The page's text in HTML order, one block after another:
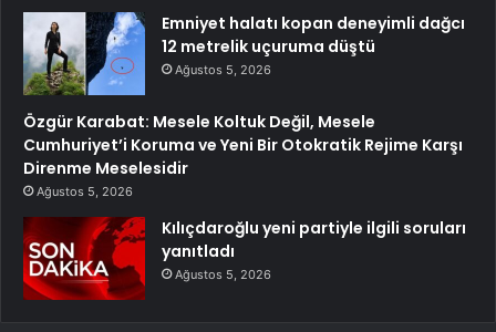
Emniyet halatı kopan deneyimli dağcı
12 metrelik uçuruma düştü
Ağustos 5, 2026
Özgür Karabat: Mesele Koltuk Değil, Mesele
Cumhuriyet’i Koruma ve Yeni Bir Otokratik Rejime Karşı
Direnme Meselesidir
Ağustos 5, 2026
Kılıçdaroğlu yeni partiyle ilgili soruları
yanıtladı
Ağustos 5, 2026